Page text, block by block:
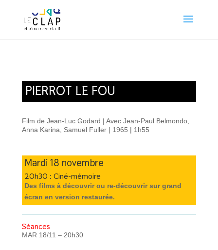
PIERROT LE FOU
Film de Jean-Luc Godard | Avec Jean-Paul Belmondo,
Anna Karina, Samuel Fuller | 1965 | 1h55
Mardi 18 novembre
20h30 : Ciné-mémoire
Des films à découvrir ou re-découvrir sur grand
écran en version restaurée.
Séances
MAR 18/11 – 20h30